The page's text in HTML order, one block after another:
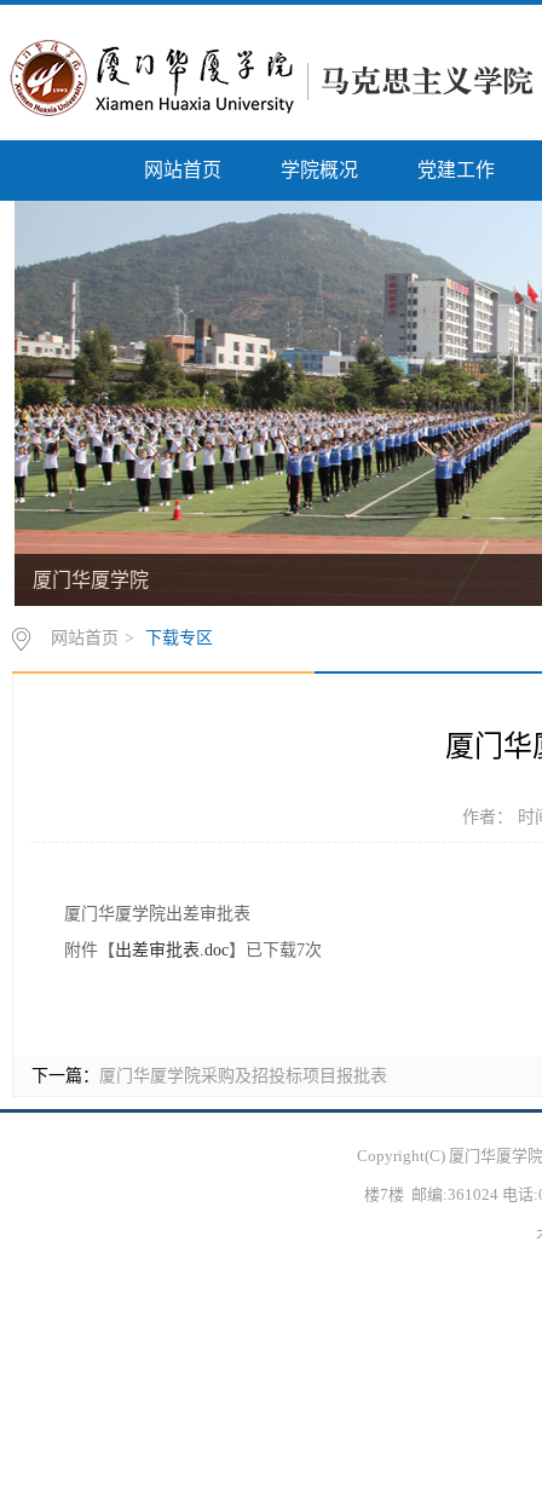
网站首页 学院概况 党建工作
厦门华厦学院
网站首页 > 下载专区
厦门华
作者： 时
厦门华厦学院出差审批表
附件【出差审批表.doc】已下载7次
下一篇： 厦门华厦学院采购及招投标项目报批表
Copyright(C) 厦门华厦学
楼7楼 邮编:361024 电话